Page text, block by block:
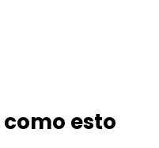
esto